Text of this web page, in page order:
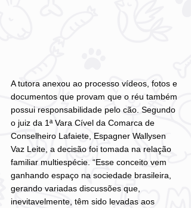
A tutora anexou ao processo vídeos, fotos e
documentos que provam que o réu também
possui responsabilidade pelo cão. Segundo
o juiz da 1ª Vara Cível da Comarca de
Conselheiro Lafaiete, Espagner Wallysen
Vaz Leite, a decisão foi tomada na relação
familiar multiespécie. “Esse conceito vem
ganhando espaço na sociedade brasileira,
gerando variadas discussões que,
inevitavelmente, têm sido levadas aos